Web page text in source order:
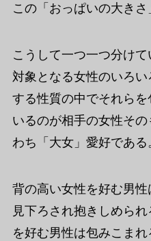
この「おっぱいの大きさ
こうして一つ一つ分け
対象となる女性のいろ
する性質の中でそれら
いるのが相手の女性そ
わち「大女」愛好である
背の高い女性を好む男
見下ろされ抱きしめら
を好む男性は包みこま